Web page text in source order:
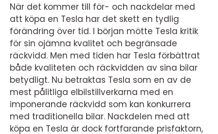
När det kommer till för- och nackdelar med
att köpa en Tesla har det skett en tydlig
förändring över tid. I början mötte Tesla kritik
för sin ojämna kvalitet och begränsade
räckvidd. Men med tiden har Tesla förbättrat
både kvaliteten och räckvidden av sina bilar
betydligt. Nu betraktas Tesla som en av de
mest pålitliga elbilstillverkarna med en
imponerande räckvidd som kan konkurrera
med traditionella bilar. Nackdelen med att
köpa en Tesla är dock fortfarande prisfaktorn,